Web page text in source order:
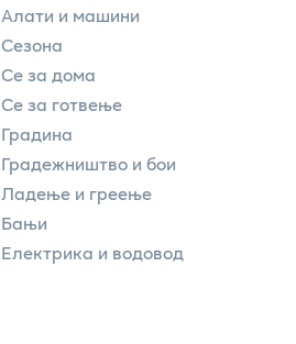
Алати и машини
Сезона
Се за дома
Се за готвење
Градина
Градежништво и бои
Ладење и греење
Бањи
Електрика и водовод